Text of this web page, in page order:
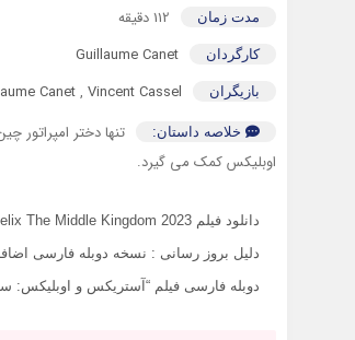
مدت زمان 112 دقیقه
کارگردان Guillaume Canet
بازیگران Canet, Vincent Cassel
خلاصه داستان:
تنها دختر
اوبلیکس کمک می گیرد.
دانلود فیلم Asterix & Obelix The Middle Kingdom 2023 با دوبله اختصاصی
دلیل بروز رسانی : نسخه دوبله فارسی
دوبله فارسی فیلم “آستریکس و اوبلیکس: